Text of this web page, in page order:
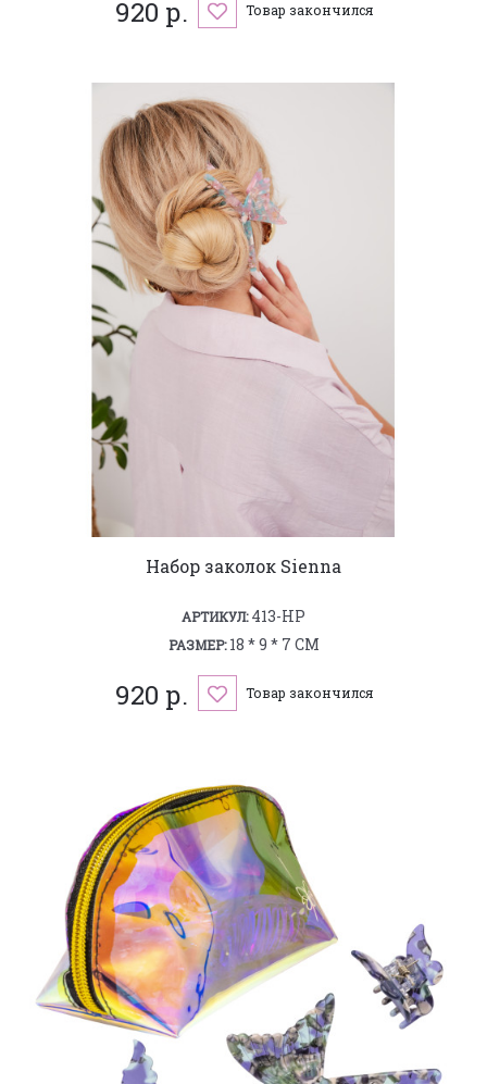
920 р. Товар закончился
Набор заколок Sienna
АРТИКУЛ:413-HP
РАЗМЕР:18 * 9 * 7 СМ
920 р. Товар закончился